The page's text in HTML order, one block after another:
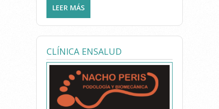
LEER MÁS
CLÍNICA ENSALUD